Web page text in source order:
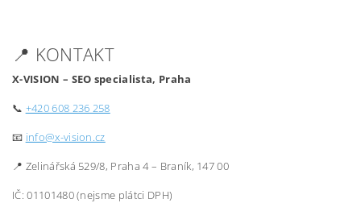
📍 KONTAKT
X-VISION – SEO specialista, Praha
📞 +420 608 236 258
📧 info@x-vision.cz
📍 Zelinářská 529/8, Praha 4 – Braník, 147 00
IČ: 01101480 (nejsme plátci DPH)